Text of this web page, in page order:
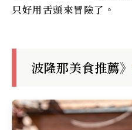
只好用舌頭來冒險了。
波隆那美食推薦》